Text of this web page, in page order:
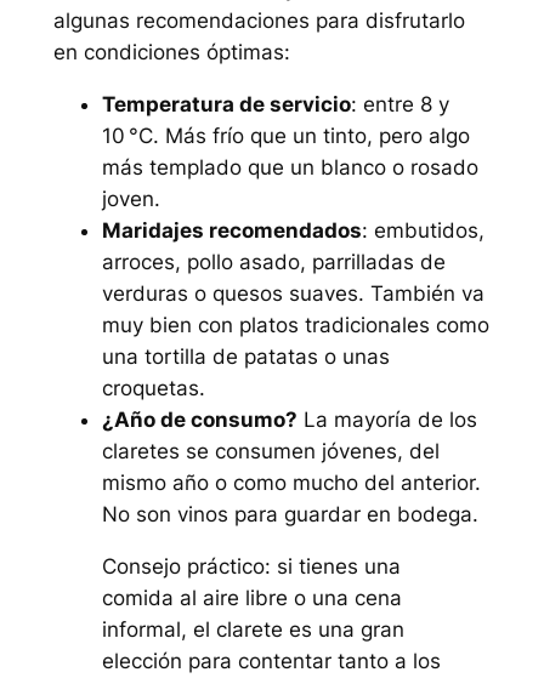
algunas recomendaciones para disfrutarlo
en condiciones óptimas:
Temperatura de servicio: entre 8 y
10 °C. Más frío que un tinto, pero algo
más templado que un blanco o rosado
joven.
Maridajes recomendados: embutidos,
arroces, pollo asado, parrilladas de
verduras o quesos suaves. También va
muy bien con platos tradicionales como
una tortilla de patatas o unas
croquetas.
¿Año de consumo? La mayoría de los
claretes se consumen jóvenes, del
mismo año o como mucho del anterior.
No son vinos para guardar en bodega.
Consejo práctico: si tienes una
comida al aire libre o una cena
informal, el clarete es una gran
elección para contentar tanto a los